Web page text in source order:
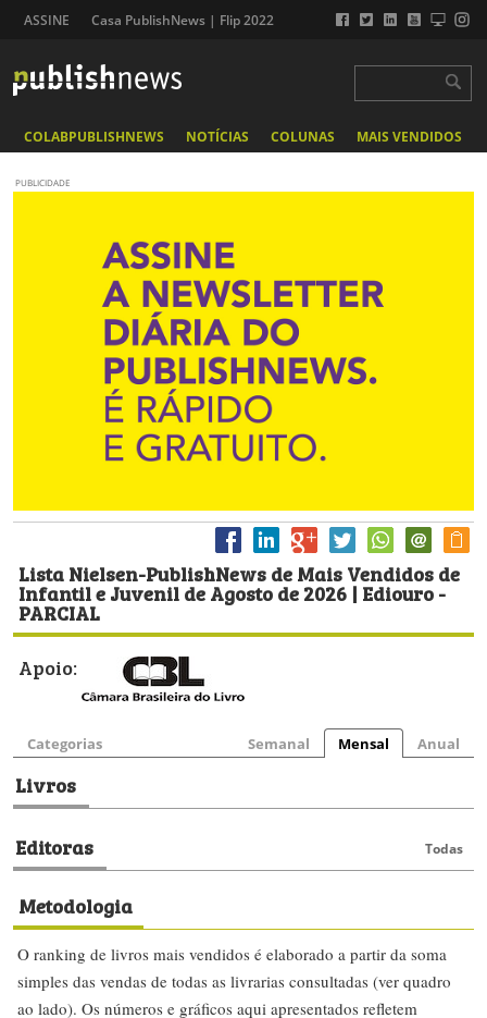
ASSINE Casa PublishNews | Flip 2022
COLABPUBLISHNEWS NOTÍCIAS COLUNAS MAIS VENDIDOS
PUBLICIDADE
Lista Nielsen-PublishNews de Mais Vendidos de
Infantil e Juvenil de Agosto de 2026 | Ediouro -
PARCIAL
Apoio:
Categorias Semanal Mensal Anual
Livros
Editoras Todas
Metodologia
O ranking de livros mais vendidos é elaborado a partir da soma
simples das vendas de todas as livrarias consultadas (ver quadro
ao lado). Os números e gráficos aqui apresentados refletem